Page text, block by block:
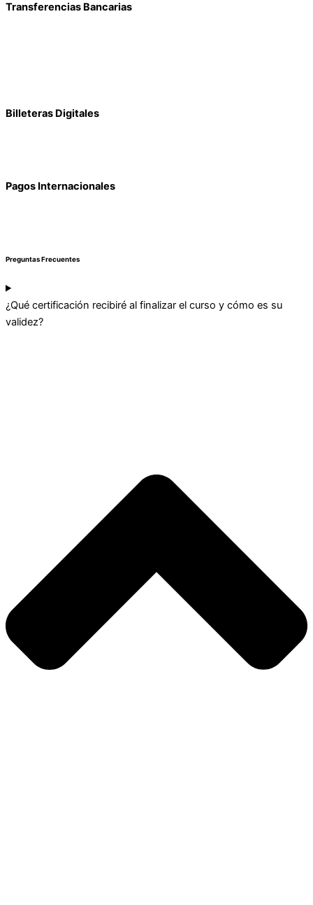
Transferencias Bancarias
Billeteras Digitales
Pagos Internacionales
Preguntas Frecuentes
¿Qué certificación recibiré al finalizar el curso y cómo es su
validez?